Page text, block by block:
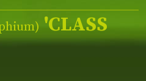
'CLASS